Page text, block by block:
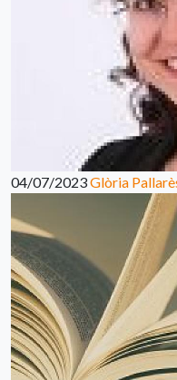
04/07/2023Glòria